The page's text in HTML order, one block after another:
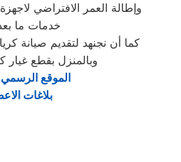
وإطالة العمر الافتراضي
خدمات ما بعد
كما أن نجنهد لتقديم صيانة
وبالمنزل بقطع غيار
الموقع الرسمي
بلاغات